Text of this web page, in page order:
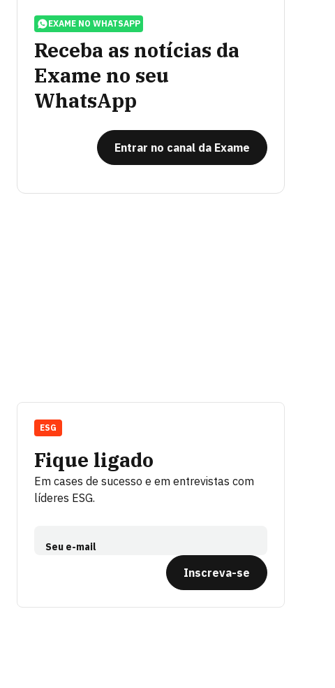
EXAME NO WHATSAPP
Receba as notícias da
Exame no seu
WhatsApp
Entrar no canal da Exame
Fique ligado
Em cases de sucesso e em entrevistas com
líderes ESG.
Seu e-mail
Inscreva-se
ESG